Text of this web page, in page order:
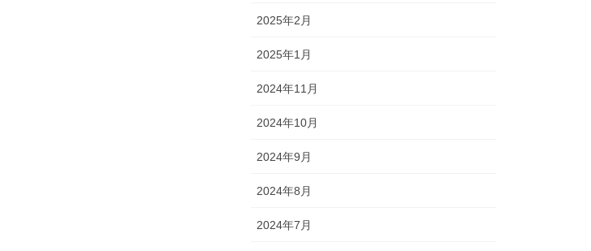
2025年2月
2025年1月
2024年11月
2024年10月
2024年9月
2024年8月
2024年7月